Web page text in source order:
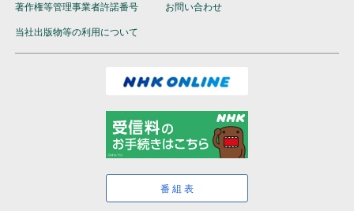
著作権等管理事業者許諾番号 お問い合わせ
当社出版物等の利用について
番組表